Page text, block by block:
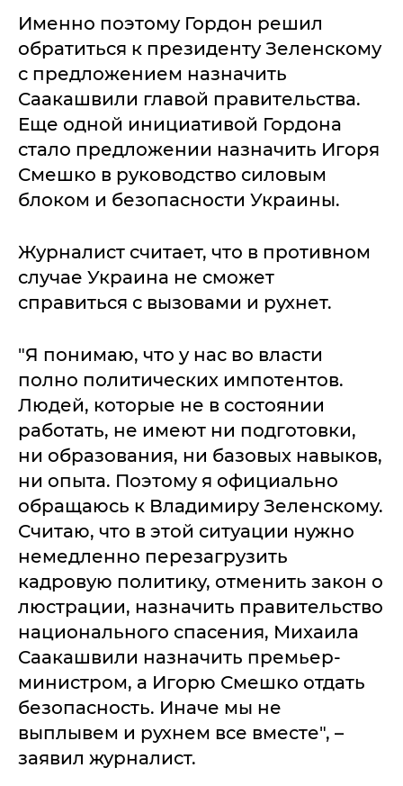
Именно поэтому Гордон решил
обратиться к президенту Зеленскому
с предложением назначить
Саакашвили главой правительства.
Еще одной инициативой Гордона
стало предложении назначить Игоря
Смешко в руководство силовым
блоком и безопасности Украины.
Журналист считает, что в противном
случае Украина не сможет
справиться с вызовами и рухнет.
"Я понимаю, что у нас во власти
полно политических импотентов.
Людей, которые не в состоянии
работать, не имеют ни подготовки,
ни образования, ни базовых навыков,
ни опыта. Поэтому я официально
обращаюсь к Владимиру Зеленскому.
Считаю, что в этой ситуации нужно
немедленно перезагрузить
кадровую политику, отменить закон о
люстрации, назначить правительство
национального спасения, Михаила
Саакашвили назначить премьер-
министром, а Игорю Смешко отдать
безопасность. Иначе мы не
выплывем и рухнем все вместе", –
заявил журналист.